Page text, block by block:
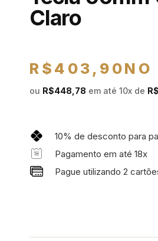
Claro
R$ 403,90NO
ou R$448,78 em até 10x de R$
10% de desconto para
Pagamento em até 18x
Pague utilizando 2